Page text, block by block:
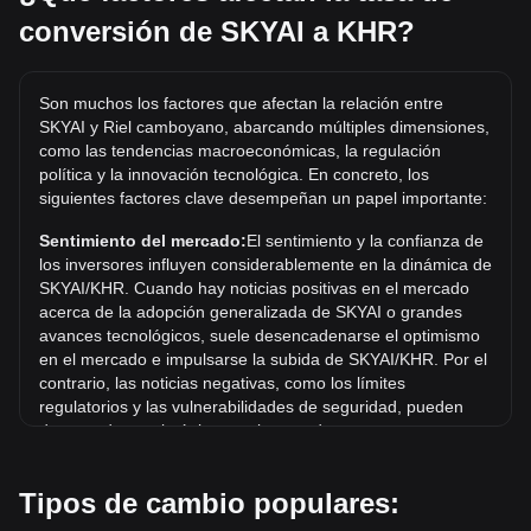
SKYAI tienen un costo estimado de 1,940.4KHR.
El precio máximo histórico de 1 SKYAI en KHR es ៛3,483.1.
Queda por ver si el valor de 1 SKYAI/KHR superará el
máximo histórico actual.
¿Cuál es la tendencia del precio de SKYAI en KHR?
En los últimos 7 días, el tipo de cambio de SKYAI (SKYAI)
aumentó un 298.36%. Durante el último mes, el tipo de
cambio de SKYAI (SKYAI) aumentó un 252.56% frente a
Riel camboyano (KHR).
conversión de SKYAI a KHR?
Son muchos los factores que afectan la relación entre
SKYAI y Riel camboyano, abarcando múltiples dimensiones,
como las tendencias macroeconómicas, la regulación
política y la innovación tecnológica. En concreto, los
siguientes factores clave desempeñan un papel importante:
Sentimiento del mercado:El sentimiento y la confianza de
los inversores influyen considerablemente en la dinámica de
SKYAI/KHR. Cuando hay noticias positivas en el mercado
acerca de la adopción generalizada de SKYAI o grandes
avances tecnológicos, suele desencadenarse el optimismo
en el mercado e impulsarse la subida de SKYAI/KHR. Por el
contrario, las noticias negativas, como los límites
regulatorios y las vulnerabilidades de seguridad, pueden
desencadenar el pánico en el mercado y provocar un
Entorno regulatorio:Las políticas y regulaciones
gubernamentales en torno a las criptomonedas repercuten
Tipos de cambio populares: